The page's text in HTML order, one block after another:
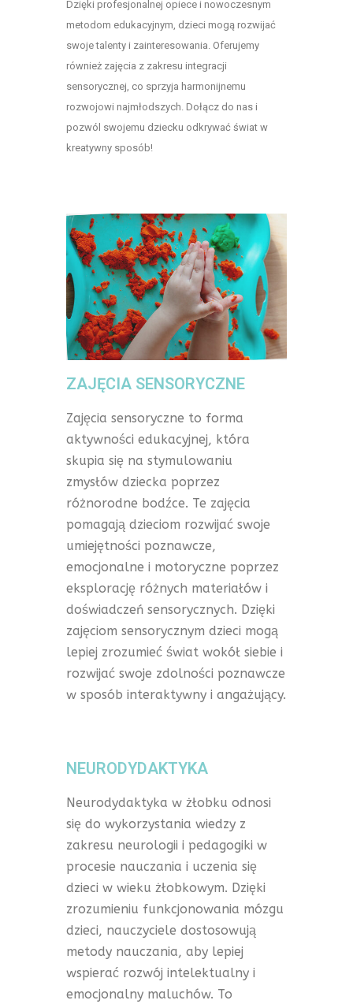
Dzięki profesjonalnej opiece i nowoczesnym
metodom edukacyjnym, dzieci mogą rozwijać
swoje talenty i zainteresowania. Oferujemy
również zajęcia z zakresu integracji
sensorycznej, co sprzyja harmonijnemu
rozwojowi najmłodszych. Dołącz do nas i
pozwól swojemu dziecku odkrywać świat w
kreatywny sposób!
ZAJĘCIA SENSORYCZNE
Zajęcia sensoryczne to forma
aktywności edukacyjnej, która
skupia się na stymulowaniu
zmysłów dziecka poprzez
różnorodne bodźce. Te zajęcia
pomagają dzieciom rozwijać swoje
umiejętności poznawcze,
emocjonalne i motoryczne poprzez
eksplorację różnych materiałów i
doświadczeń sensorycznych. Dzięki
zajęciom sensorycznym dzieci mogą
lepiej zrozumieć świat wokół siebie i
rozwijać swoje zdolności poznawcze
w sposób interaktywny i angażujący.
NEURODYDAKTYKA
Neurodydaktyka w żłobku odnosi
się do wykorzystania wiedzy z
zakresu neurologii i pedagogiki w
procesie nauczania i uczenia się
dzieci w wieku żłobkowym. Dzięki
zrozumieniu funkcjonowania mózgu
dzieci, nauczyciele dostosowują
metody nauczania, aby lepiej
wspierać rozwój intelektualny i
emocjonalny maluchów. To